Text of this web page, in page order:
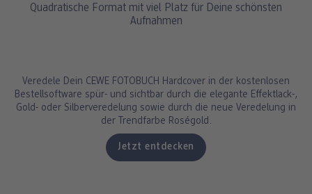
Quadratische Format mit viel Platz für Deine schönsten
Aufnahmen
Veredele Dein CEWE FOTOBUCH Hardcover in der kostenlosen
Bestellsoftware spür- und sichtbar durch die elegante Effektlack-,
Gold- oder Silberveredelung sowie durch die neue Veredelung in
der Trendfarbe Roségold.
Jetzt entdecken